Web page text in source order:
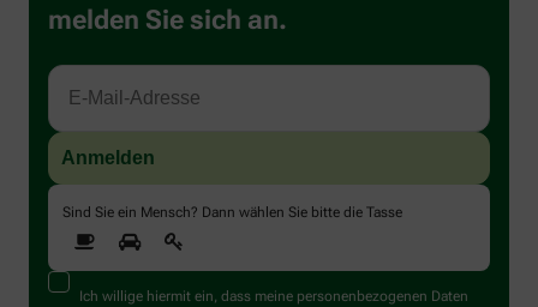
melden Sie sich an.
Sind Sie ein Mensch? Dann wählen Sie bitte die Tasse
Ich willige hiermit ein, dass meine personenbezogenen Daten